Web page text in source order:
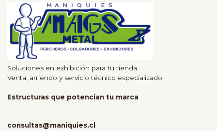
Soluciones en exhibición para tu tienda.
Venta, arriendo y servicio técnico especializado.
Estructuras que potencian tu marca
consultas@maniquies.cl